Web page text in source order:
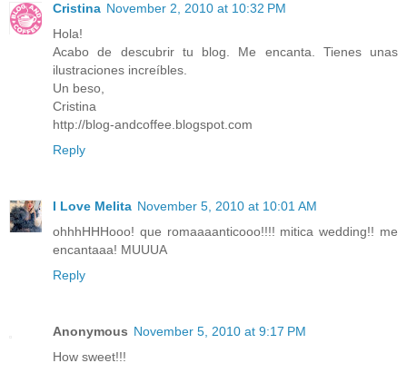
Cristina November 2, 2010 at 10:32 PM
Hola!
Acabo de descubrir tu blog. Me encanta. Tienes unas
ilustraciones increíbles.
Un beso,
Cristina
http://blog-andcoffee.blogspot.com
Reply
I Love Melita November 5, 2010 at 10:01 AM
ohhhHHHooo! que romaaaanticooo!!!! mitica wedding!! me
encantaaa! MUUUA
Reply
Anonymous November 5, 2010 at 9:17 PM
How sweet!!!